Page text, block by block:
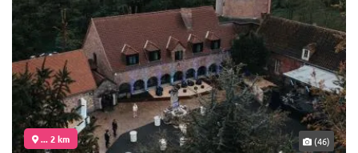
... 2 km (46)